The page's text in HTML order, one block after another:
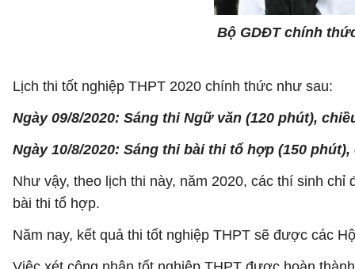
Bộ GDĐT chính
Lịch thi tốt nghiệp THPT 2020 chính thức như sau:
Ngày 09/8/2020: Sáng thi Ngữ văn (120 phút),
Ngày 10/8/2020: Sáng thi bài thi tổ hợp (150
Như vậy, theo lịch thi này, năm 2020, các thí sinh
bài thi tổ hợp.
Năm nay, kết quả thi tốt nghiệp THPT sẽ được các